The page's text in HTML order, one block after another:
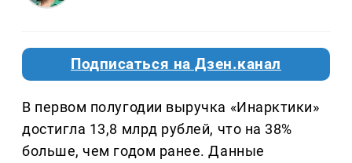
Подписаться на Дзен.канал
В первом полугодии выручка «Инарктики»
достигла 13,8 млрд рублей, что на 38%
больше, чем годом ранее. Данные